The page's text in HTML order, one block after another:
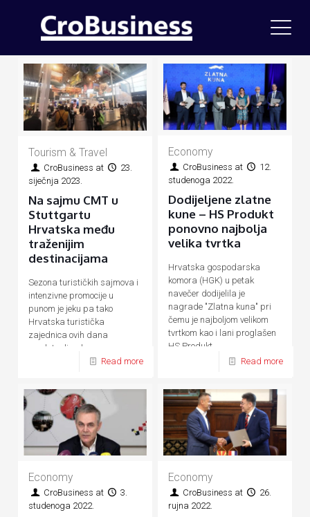
Tourism & Travel
CroBusiness at
23.
siječnja 2023.
Na sajmu CMT u
Stuttgartu
Hrvatska među
traženijim
destinacijama
Sezona turističkih sajmova i
intenzivne promocije u
punom je jeku pa tako
Hrvatska turistička
zajednica ovih dana
predstavlja ukupnu
hrvatsku turističku ponudu
Read more
Economy
CroBusiness at
12.
studenoga 2022.
Dodijeljene zlatne
kune – HS Produkt
ponovno najbolja
velika tvrtka
Hrvatska gospodarska
komora (HGK) u petak
navečer dodijelila je
nagrade "Zlatna kuna" pri
čemu je najboljom velikom
tvrtkom kao i lani proglašen
HS Produkt
Read more
Economy
CroBusiness at
3.
studenoga 2022.
Economy
CroBusiness at
26.
rujna 2022.